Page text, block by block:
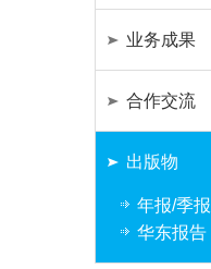
业务成果
合作交流
出版物
年报/季报
华东报告